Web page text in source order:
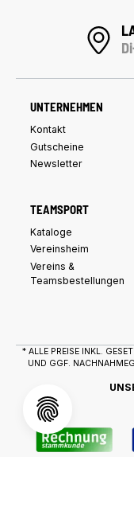
UNTERNEHMEN
Kontakt
Gutscheine
Newsletter
TEAMSPORT
Kataloge
Vereinsheim
Vereins &
Teamsbestellungen
* ALLE PREISE INKL.
UND GGF.